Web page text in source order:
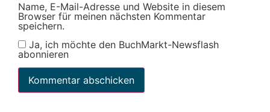
Name, E-Mail-Adresse und Website in diesem
Browser für meinen nächsten Kommentar
speichern.
Ja, ich möchte den BuchMarkt-Newsflash
abonnieren